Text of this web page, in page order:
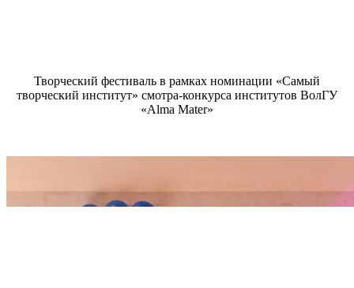
Творческий фестиваль в рамках номинации «Самый
творческий институт» смотра-конкурса институтов ВолГУ
«Alma Mater»